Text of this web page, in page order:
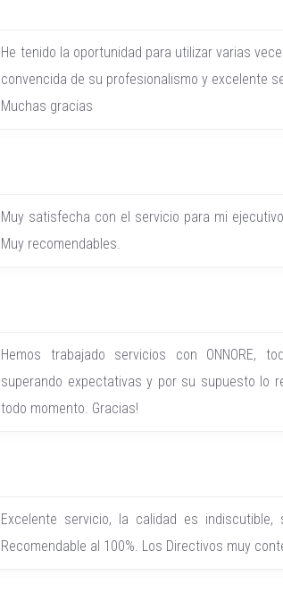
He tenido la oportunidad para utilizar varias
convencida de su profesionalismo y excelente
Muchas gracias
Muy satisfecha con el servicio para mi
Muy recomendables.
Hemos trabajado servicios con ONNORE,
superando expectativas y por su supuesto lo
todo momento. Gracias!
Excelente servicio, la calidad es
Recomendable al 100%. Los Directivos muy